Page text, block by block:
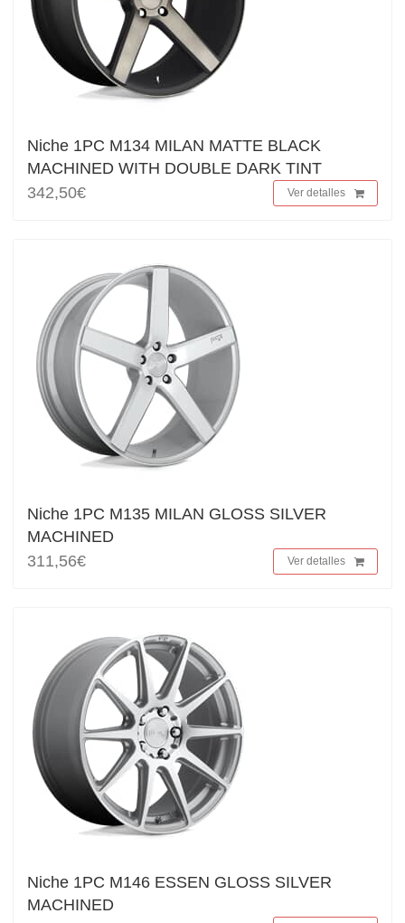
Niche 1PC M134 MILAN MATTE BLACK
MACHINED WITH DOUBLE DARK TINT
342,50€
Ver detalles
Niche 1PC M135 MILAN GLOSS SILVER
MACHINED
311,56€
Ver detalles
Niche 1PC M146 ESSEN GLOSS SILVER
MACHINED